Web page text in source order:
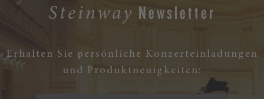
Steinway Newsletter
Erhalten Sie persönliche Konzerteinladungen
und Produktneuigkeiten: